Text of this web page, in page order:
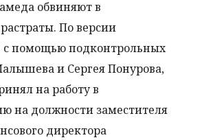
обвиняют в
По версии
с помощью подконтрольных
и Сергея Понурова,
на работу в
на должности заместителя
директора